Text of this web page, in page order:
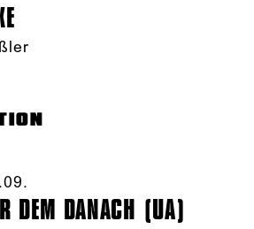
DEM DANACH (UA)